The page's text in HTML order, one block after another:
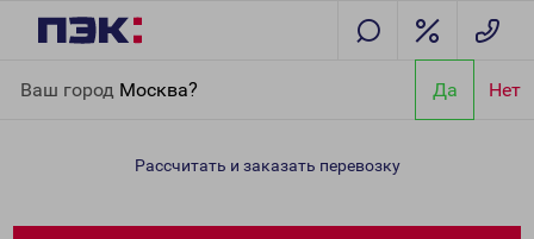
Ваш город Москва? Да Нет
Прохладный
Рассчитать и заказать перевозку